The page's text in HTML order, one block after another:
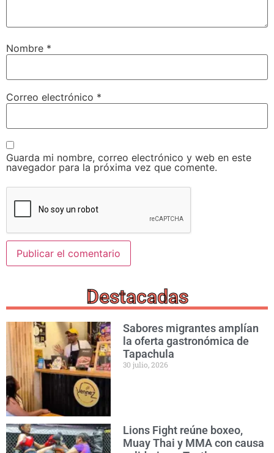
Nombre *
Correo electrónico *
Guarda mi nombre, correo electrónico y web en este
navegador para la próxima vez que comente.
Destacadas
Sabores migrantes amplían
la oferta gastronómica de
Tapachula
30 julio, 2026
Lions Fight reúne boxeo,
Muay Thai y MMA con causa